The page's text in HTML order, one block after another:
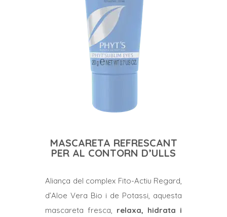
MASCARETA REFRESCANT
PER AL CONTORN D’ULLS
Aliança del complex Fito-Actiu Regard,
d’Aloe Vera Bio i de Potassi, aquesta
mascareta fresca, relaxa, hidrata i